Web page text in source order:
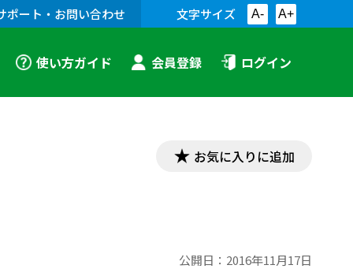
ポート・お問い合わせ 文字サイズ A- A+
使い方ガイド 会員登録 ログイン
お気に入りに追加
公開日： 2016年11月17日